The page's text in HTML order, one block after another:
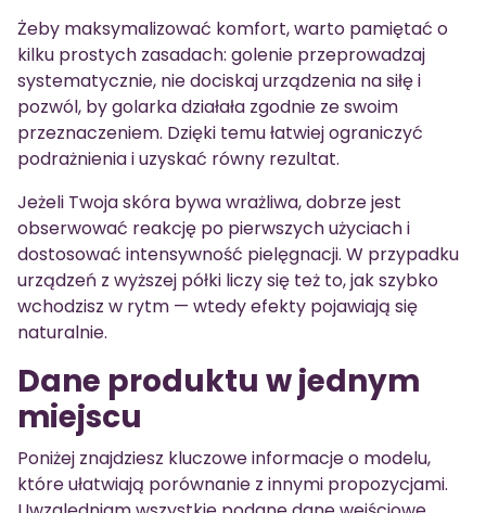
Żeby maksymalizować komfort, warto pamiętać o
kilku prostych zasadach: golenie przeprowadzaj
systematycznie, nie dociskaj urządzenia na siłę i
pozwól, by golarka działała zgodnie ze swoim
przeznaczeniem. Dzięki temu łatwiej ograniczyć
podrażnienia i uzyskać równy rezultat.
Jeżeli Twoja skóra bywa wrażliwa, dobrze jest
obserwować reakcję po pierwszych użyciach i
dostosować intensywność pielęgnacji. W przypadku
urządzeń z wyższej półki liczy się też to, jak szybko
wchodzisz w rytm — wtedy efekty pojawiają się
naturalnie.
Dane produktu w jednym
miejscu
Poniżej znajdziesz kluczowe informacje o modelu,
które ułatwiają porównanie z innymi propozycjami.